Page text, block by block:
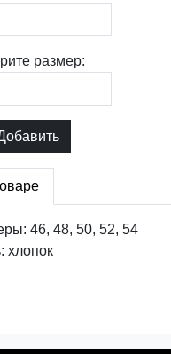
размер:
46, 48, 50, 52, 54
хлопок